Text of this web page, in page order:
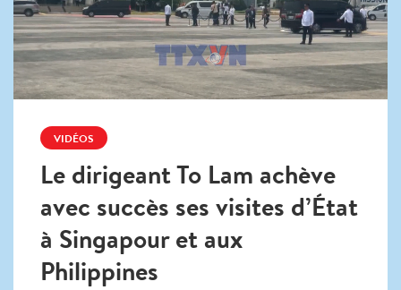
VIDÉOS
Le dirigeant To Lam achève
avec succès ses visites d’État
à Singapour et aux
Philippines